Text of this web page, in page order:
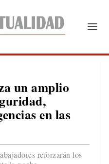
un amplio
en las
reforzarán los